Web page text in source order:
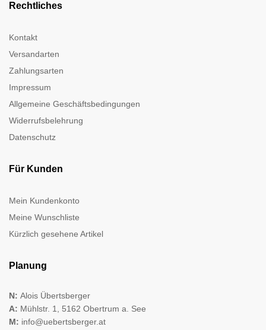
Rechtliches
Kontakt
Versandarten
Zahlungsarten
Impressum
Allgemeine Geschäftsbedingungen
Widerrufsbelehrung
Datenschutz
Für Kunden
Mein Kundenkonto
Meine Wunschliste
Kürzlich gesehene Artikel
Planung
N: Alois Übertsberger
A: Mühlstr. 1, 5162 Obertrum a. See
M: info@uebertsberger.at